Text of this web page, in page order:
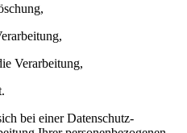
Verarbeitung,
bei einer Datenschutz-